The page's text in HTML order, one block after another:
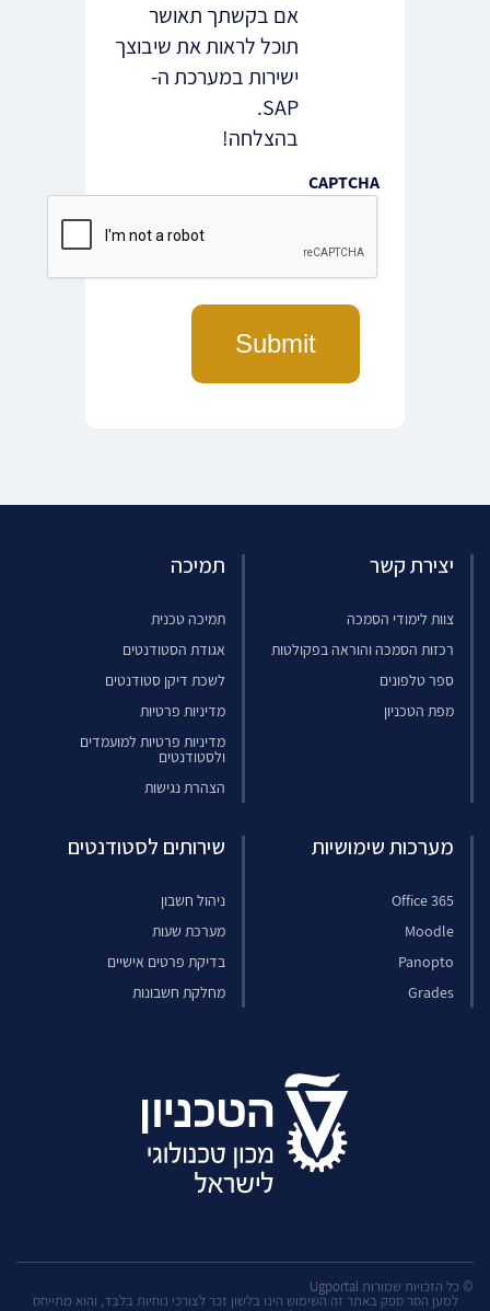
אם בקשתך תאושר
תוכל לראות את שיבוצך
ישירות במערכת ה-
SAP.
בהצלחה!
CAPTCHA
יצירת קשר
צוות לימודי הסמכה
רכזות הסמכה והוראה בפקולטות
ספר טלפונים
מפת הטכניון
תמיכה
תמיכה טכנית
אגודת הסטודנטים
לשכת דיקן סטודנטים
מדיניות פרטיות
מדיניות פרטיות למועמדים
ולסטודנטים
הצהרת נגישות
מערכות שימושיות
Office 365
Moodle
Panopto
Grades
שירותים לסטודנטים
ניהול חשבון
מערכת שעות
בדיקת פרטים אישיים
מחלקת חשבונות
© כל הזכויות שמורות Ugportal
למען הסר ספק באתר זה השימוש הינו בלשון זכר לצורכי נוחיות בלבד, והוא מתייחס